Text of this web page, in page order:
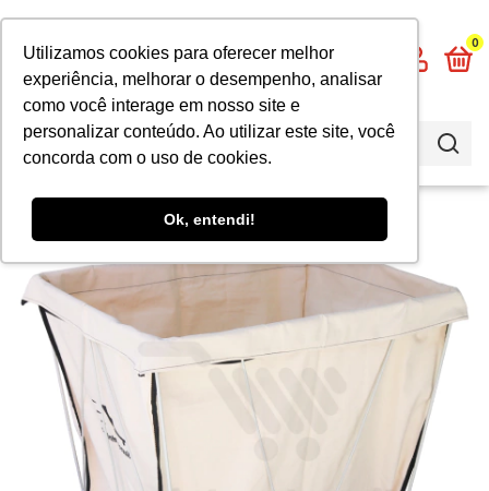
Utilizamos cookies para oferecer melhor
experiência, melhorar o desempenho, analisar
como você interage em nosso site e
personalizar conteúdo. Ao utilizar este site, você
concorda com o uso de cookies.
Ok, entendi!
0